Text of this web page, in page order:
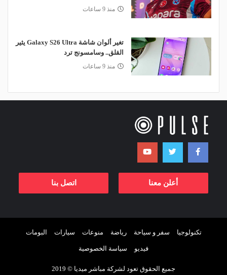
منذ 9 ساعات
تغير ألوان شاشة Galaxy S26 Ultra يثير
القلق.. وسامسونج ترد
منذ 9 ساعات
أعلن معنا اتصل بنا
تكنولوجيا سفر و سياحة رياضة منوعات سيارات البومات
فيديو سياسة الخصوصية
جميع الحقوق تعود لشركة مباشر ميديا © 2019